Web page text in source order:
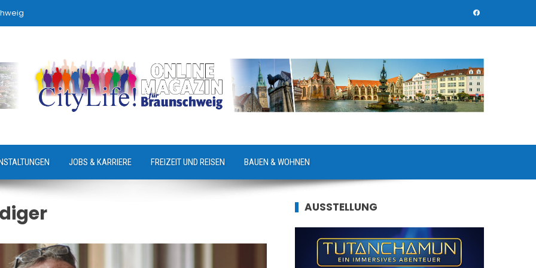
JOBS & KARRIERE FREIZEIT UND REISEN BAUEN & WOHNEN
AUSSTELLUNG